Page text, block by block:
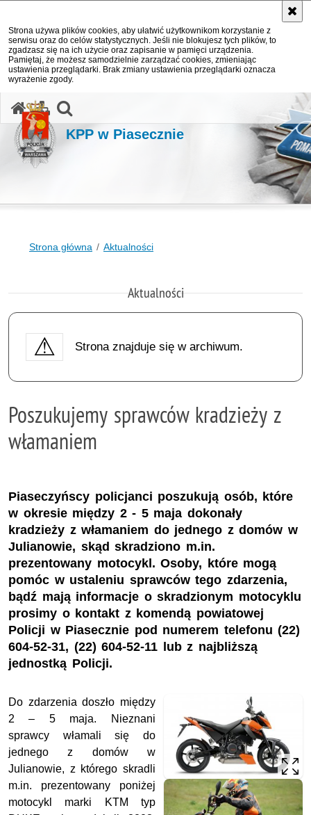
Strona używa plików cookies, aby ułatwić użytkownikom korzystanie z
serwisu oraz do celów statystycznych. Jeśli nie blokujesz tych plików, to
zgadzasz się na ich użycie oraz zapisanie w pamięci urządzenia.
Pamiętaj, że możesz samodzielnie zarządzać cookies, zmieniając
ustawienia przeglądarki. Brak zmiany ustawienia przeglądarki oznacza
wyrażenie zgody.
KPP w Piasecznie
Strona główna Aktualności
Aktualności
Strona znajduje się w archiwum.
Poszukujemy sprawców kradzieży z
włamaniem
Piaseczyńscy policjanci poszukują osób, które
w okresie między 2 - 5 maja dokonały
kradzieży z włamaniem do jednego z domów w
Julianowie, skąd skradziono m.in.
prezentowany motocykl. Osoby, które mogą
pomóc w ustaleniu sprawców tego zdarzenia,
bądź mają informacje o skradzionym motocyklu
prosimy o kontakt z komendą powiatowej
Policji w Piasecznie pod numerem telefonu (22)
604-52-31, (22) 604-52-11 lub z najbliższą
jednostką Policji.
Do zdarzenia doszło między
2 – 5 maja. Nieznani
sprawcy włamali się do
jednego z domów w
Julianowie, z którego skradli
m.in. prezentowany poniżej
motocykl marki KTM typ